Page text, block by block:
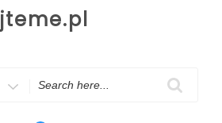
jteme.pl